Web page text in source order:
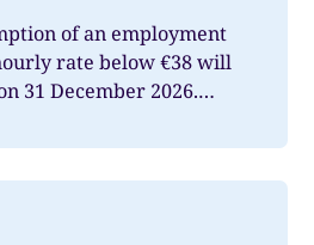
of an employment
rate below €38 will
31 December 2026.